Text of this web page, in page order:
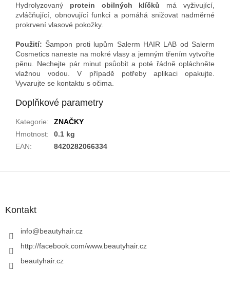
Hydrolyzovaný protein obilných klíčků má vyživující,
zvláčňující, obnovující funkci a pomáhá snižovat nadměrné
prokrvení vlasové pokožky.
Použití: Šampon proti lupům Salerm HAIR LAB od Salerm
Cosmetics naneste na mokré vlasy a jemným třením vytvořte
pěnu. Nechejte pár minut psůobit a poté řádně opláchněte
vlažnou vodou. V případě potřeby aplikaci opakujte.
Vyvarujte se kontaktu s očima.
Doplňkové parametry
Kategorie:
ZNAČKY
Hmotnost:
0.1 kg
EAN: 8420282066334
Kontakt
info@beautyhair.cz
http://facebook.com/www.beautyhair.cz
beautyhair.cz